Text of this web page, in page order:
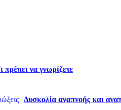
πρέπει να γνωρίζετε
Δυσκολία αναπνοής και